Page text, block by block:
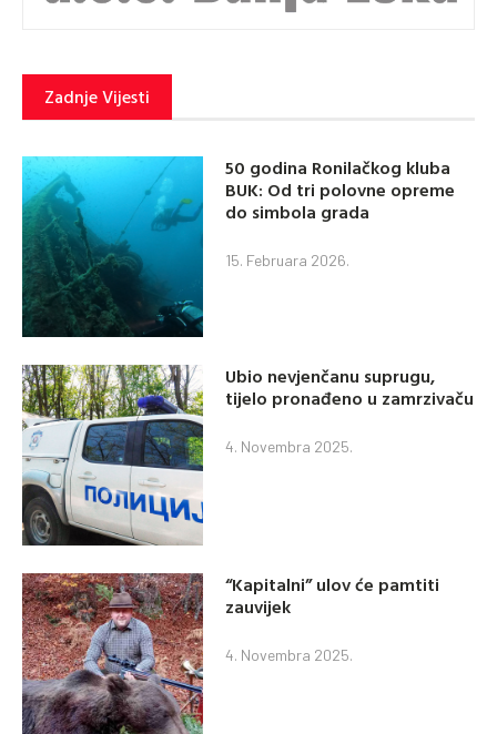
Zadnje Vijesti
50 godina Ronilačkog kluba
BUK: Od tri polovne opreme
do simbola grada
15. Februara 2026.
Ubio nevjenčanu suprugu,
tijelo pronađeno u zamrzivaču
4. Novembra 2025.
“Kapitalni” ulov će pamtiti
zauvijek
4. Novembra 2025.